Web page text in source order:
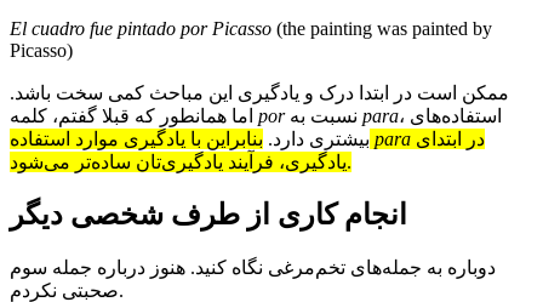
El cuadro fue pintado por Picasso (the painting was painted by
Picasso)
ممکن است در ابتدا درک و یادگیری این مباحث کمی سخت باشد.
por para، استفاده‌های
بیشتری دارد. para
یادگیری، فرآیند یادگیری‌تان ساده‌تر می‌شود.
انجام کاری از طرف شخصی دیگر
دوباره به جمله‌های تخم‌مرغی نگاه کنید. هنوز درباره جمله سوم
صحبتی نکردم.